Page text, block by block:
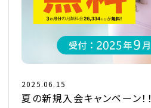
2025.06.15
夏の新規入会キャンペーン！！